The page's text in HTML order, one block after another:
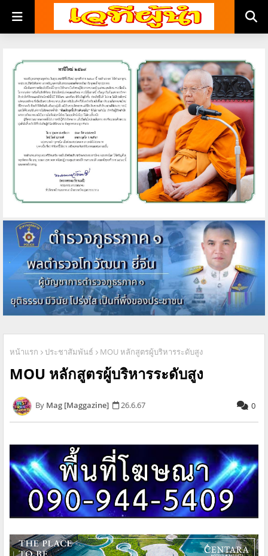
หน้าแรก ประชาสัมพันธ์ MOU หลักสูตรผู้บริหารระดับสูง
MOU หลักสูตรผู้บริหารระดับสูง
Mag [Maggazine] 26.6.67 0